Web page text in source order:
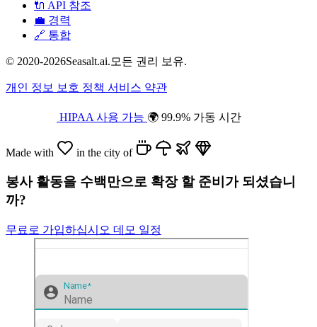
🔌 API 참조
💼 경력
🔗 통합
© 2020-2026Seasalt.ai.모든 권리 보유.
개인 정보 보호 정책 서비스 약관
HIPAA 사용 가능 🌍 99.9% 가동 시간
Made with in the city of
봉사 활동을 수백만으로 확장 할 준비가 되셨습니
까?
무료로 가입하십시오 데모 일정